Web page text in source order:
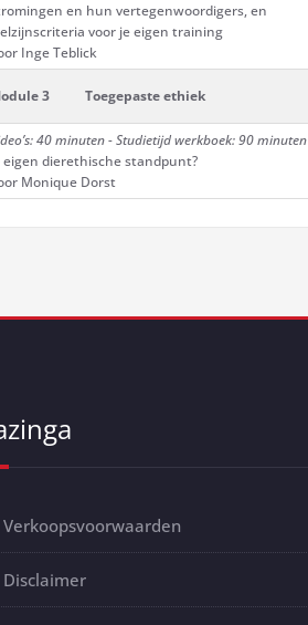
en hun vertegenwoordigers, en
voor je eigen training
Inge Teblick
3 Toegepaste ethiek
40 minuten - Studietijd werkboek: 90 minuten
eigen dierethische standpunt?
Monique Dorst
Verkoopsvoorwaarden
Disclaimer